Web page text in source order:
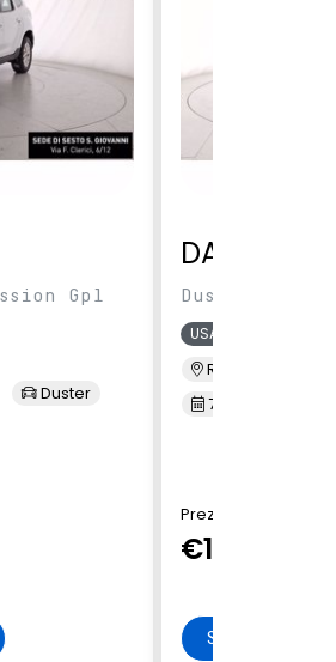
Gpl
Duster
DACIA
Duster 1.0
USATO
Renord MI
7/2023
Prezzo Renord
€14.900
SCHEDA